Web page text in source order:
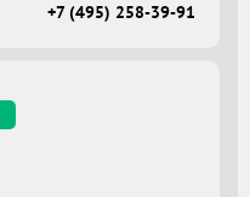
+7 (495) 258-39-91